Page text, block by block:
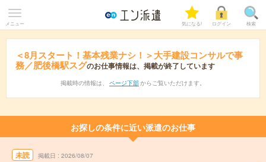
メニュー 気になる! ログイン 検索
＜8月スタート！基本残業ナシ！＞大手建設コンサルで事
務／肥後橋駅スグのお仕事情報は、掲載が終了しています
掲載時の情報は、 ページ下部 からご覧いただけます。
お探しの条件に近い派遣のお仕事
未読 掲載日 2026/08/07